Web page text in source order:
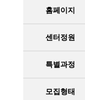
홈페이지
센터정원
특별과정
모집형태